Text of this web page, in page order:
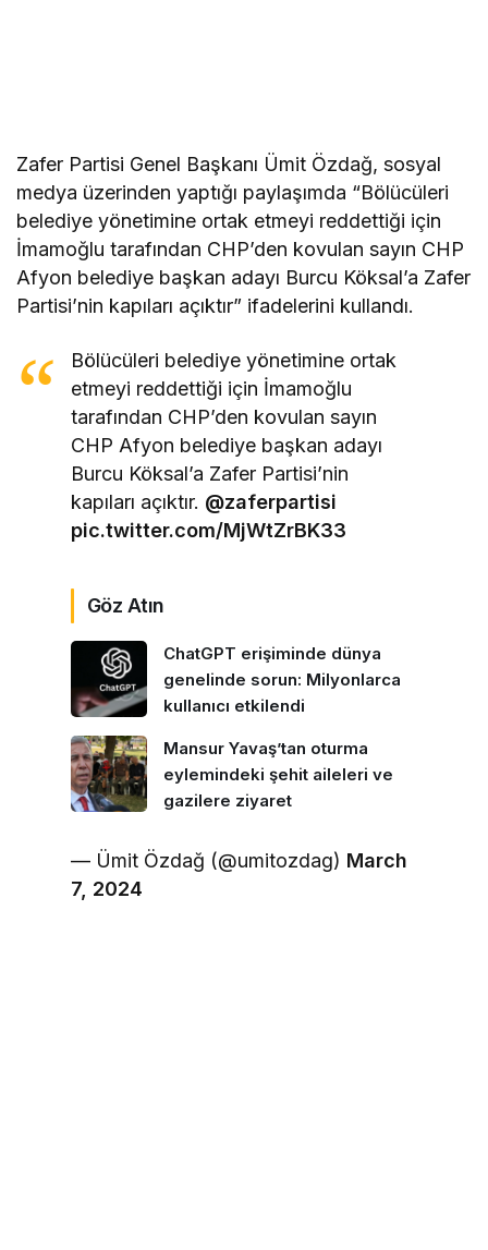
Zafer Partisi Genel Başkanı Ümit Özdağ, sosyal
medya üzerinden yaptığı paylaşımda “Bölücüleri
belediye yönetimine ortak etmeyi reddettiği için
İmamoğlu tarafından CHP’den kovulan sayın CHP
Afyon belediye başkan adayı Burcu Köksal’a Zafer
Partisi’nin kapıları açıktır” ifadelerini kullandı.
Bölücüleri belediye yönetimine ortak
etmeyi reddettiği için İmamoğlu
tarafından CHP’den kovulan sayın
CHP Afyon belediye başkan adayı
Burcu Köksal’a Zafer Partisi’nin
kapıları açıktır. @zaferpartisi
pic.twitter.com/MjWtZrBK33
Göz Atın
ChatGPT erişiminde dünya
genelinde sorun: Milyonlarca
kullanıcı etkilendi
Mansur Yavaş’tan oturma
eylemindeki şehit aileleri ve
gazilere ziyaret
— Ümit Özdağ (@umitozdag) March
7, 2024